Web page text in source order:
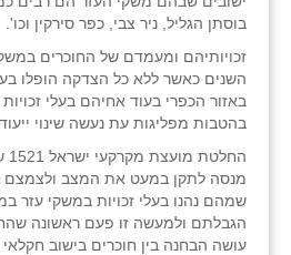
בוסתן הגליל, ניר צבי, כפר סירקין וכו'.
זכויותיהם ומעמדם של החוכרים
השנים כאשר ללא כל הצדקה הופלו
באזור הכפרי בעוד אחיהם בעלי זכויות
בהטבות מפליגות עת נעשה שינוי
מנסה לתקן במעט את המצב ולצמצם
שמהם נהנו בעלי זכויות במשקי עזר
הגבלתם ולמעשה זו פעם ראשונה
עושה הבחנה בין חוכרים בישוב חקלאי